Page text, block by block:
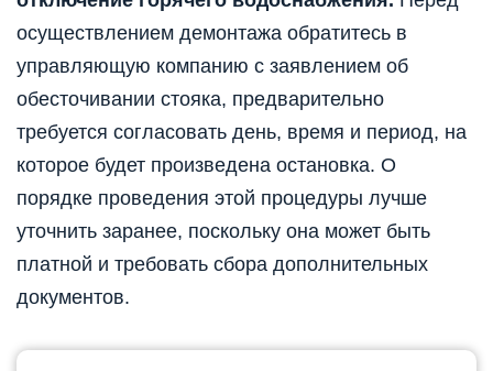
осуществлением демонтажа обратитесь в
управляющую компанию с заявлением об
обесточивании стояка, предварительно
требуется согласовать день, время и период, на
которое будет произведена остановка. О
порядке проведения этой процедуры лучше
уточнить заранее, поскольку она может быть
платной и требовать сбора дополнительных
документов.